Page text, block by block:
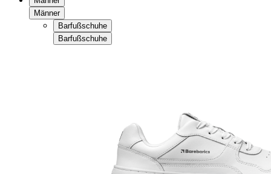
Männer
Barfußschuhe
Barfußschuhe